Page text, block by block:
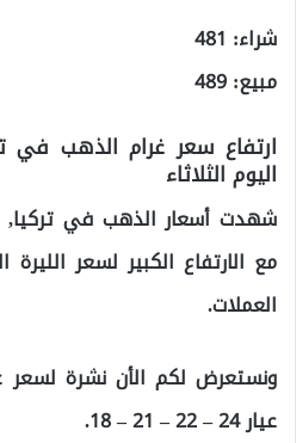
شراء: 481
مبيع: 489
اليوم الثلاثاء
شهدت أسعار الذهب في تركيا,
مع الارتفاع الكبير لسعر الليرة
العملات.
ونستعرض لكم الأن نشرة
عيار 24 – 22 – 21 – 18.